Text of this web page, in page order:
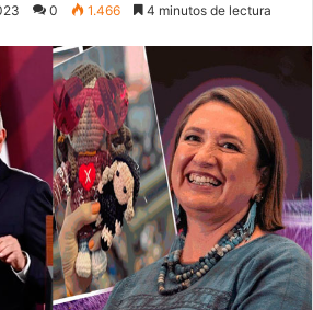
0 1.466 4 minutos de lectura